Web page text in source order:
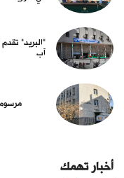
آب
أخبار تهمك